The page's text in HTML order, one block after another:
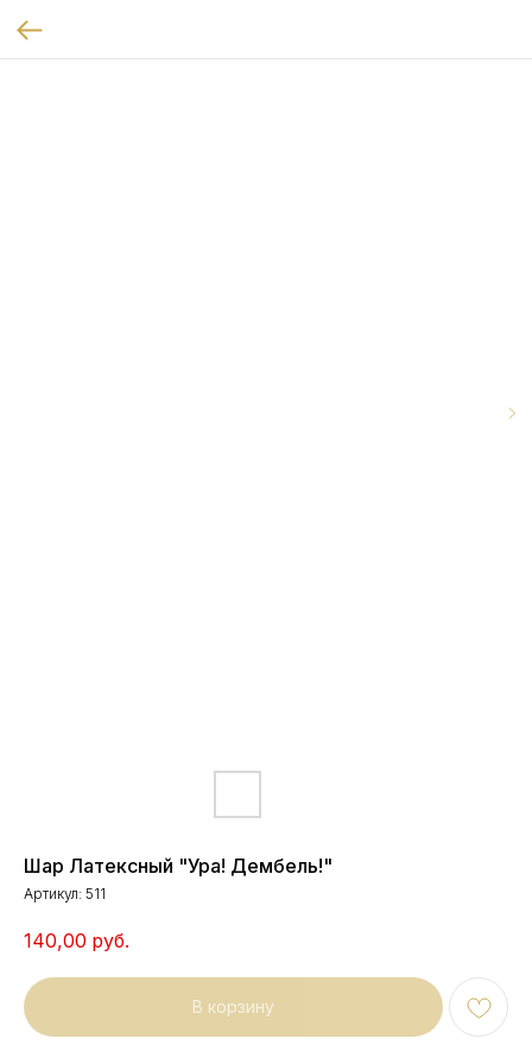
Шар Латексный "Ура! Дембель!"
Артикул: 511
140,00 руб.
В корзину